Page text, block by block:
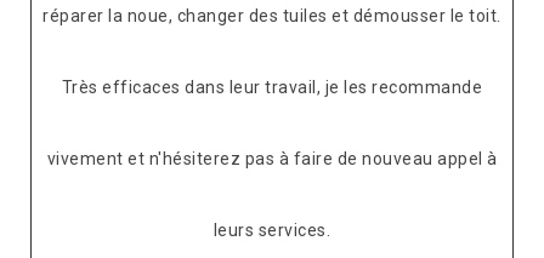
réparer la noue, changer des tuiles et démousser le toit.
Très efficaces dans leur travail, je les recommande
vivement et n'hésiterez pas à faire de nouveau appel à
leurs services.